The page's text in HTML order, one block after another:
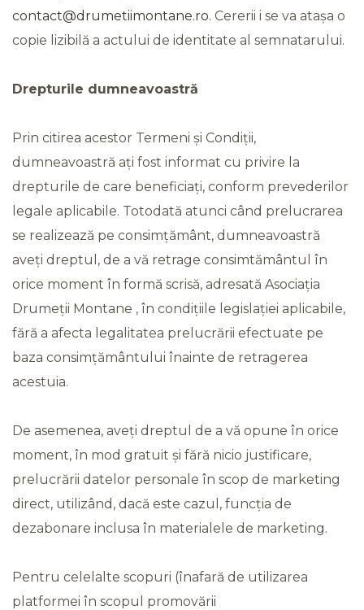
contact@drumetiimontane.ro. Cererii i se va atașa o
copie lizibilă a actului de identitate al semnatarului.
Drepturile dumneavoastră
Prin citirea acestor Termeni și Condiții,
dumneavoastră ați fost informat cu privire la
drepturile de care beneficiați, conform prevederilor
legale aplicabile. Totodată atunci când prelucrarea
se realizează pe consimțământ, dumneavoastră
aveți dreptul, de a vă retrage consimtământul în
orice moment în formă scrisă, adresată Asociația
Drumeții Montane , în condițiile legislației aplicabile,
fără a afecta legalitatea prelucrării efectuate pe
baza consimțământului înainte de retragerea
acestuia.
De asemenea, aveți dreptul de a vă opune în orice
moment, în mod gratuit și fără nicio justificare,
prelucrării datelor personale în scop de marketing
direct, utilizând, dacă este cazul, funcția de
dezabonare inclusa în materialele de marketing.
Pentru celelalte scopuri (înafară de utilizarea
platformei în scopul promovării